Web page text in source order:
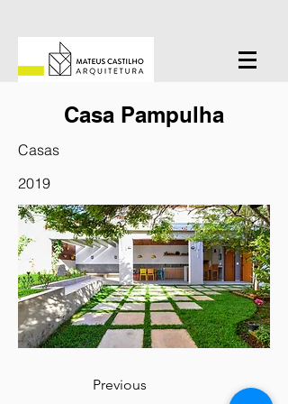
Casa Pampulha
Casas
2019
Previous